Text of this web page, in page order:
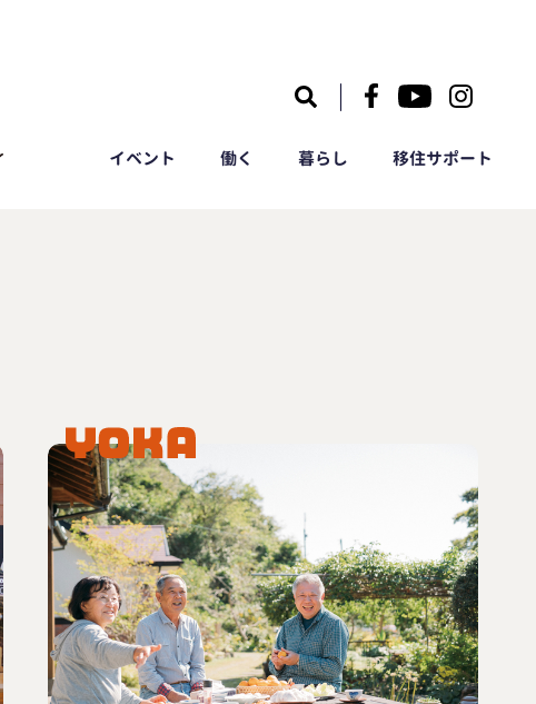
イベント 働く 暮らし 移住サポート
｜